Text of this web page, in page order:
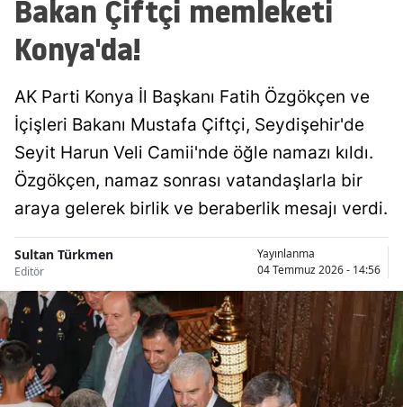
Amasya
Antalya
Artvin
Aydın
Balıkesir
Bingöl
Bitlis
Bolu
Burdur
Bakan Çiftçi memleketi
Konya'da!
AK Parti Konya İl Başkanı Fatih Özgökçen ve
İçişleri Bakanı Mustafa Çiftçi, Seydişehir'de
Seyit Harun Veli Camii'nde öğle namazı kıldı.
Özgökçen, namaz sonrası vatandaşlarla bir
araya gelerek birlik ve beraberlik mesajı verdi.
Sultan Türkmen
Editör
Yayınlanma
04 Temmuz 2026 - 14:56